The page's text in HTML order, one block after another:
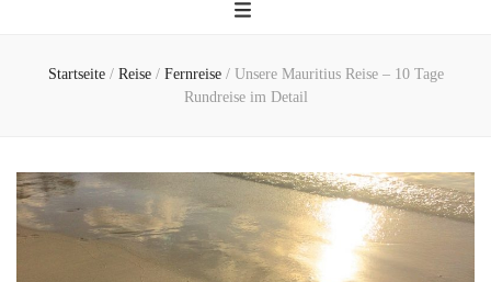
Startseite / Reise / Fernreise / Unsere Mauritius Reise – 10 Tage
Rundreise im Detail